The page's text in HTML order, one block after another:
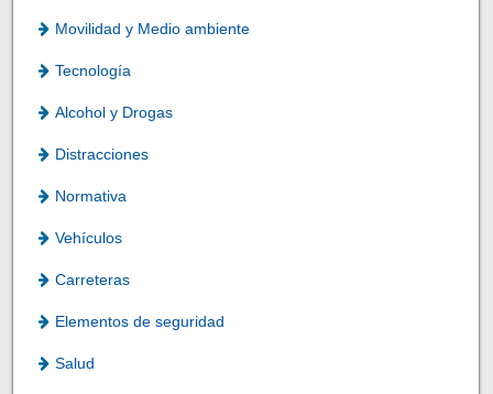
Movilidad y Medio ambiente
Tecnología
Alcohol y Drogas
Distracciones
Normativa
Vehículos
Carreteras
Elementos de seguridad
Salud